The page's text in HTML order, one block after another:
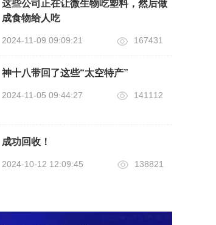
这些公司正在让微生物吃塑料，然后做
成食物给人吃
2024-11-09 09:09:21 167431
神十八带回了这些“太空特产”
2024-11-05 09:44:27 141112
成功回收！
2024-10-12 12:09:45 138821